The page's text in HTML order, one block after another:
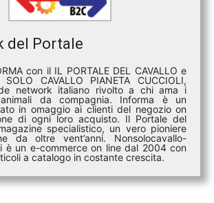
del Portale
con il IL PORTALE DEL CAVALLO e
CAVALLO PIANETA CUCCIOLI,
network italiano rivolto a chi ama i
da compagnia. Informa è un
in omaggio ai clienti del negozio on
di ogni loro acquisto. Il Portale del
specialistico, un vero pioniere
da oltre vent’anni. Nonsolocavallo-
è un e-commerce on line dal 2004 con
a catalogo in costante crescita.